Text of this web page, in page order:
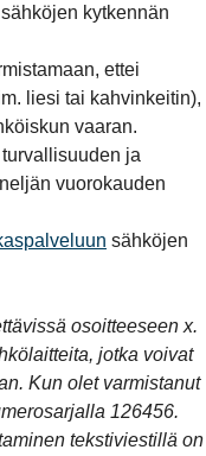
kytkennän
ettei
liesi tai kahvinkeitin),
vaaran.
ja
vuorokauden
sähköjen
osoitteeseen x.
jotka voivat
Kun olet varmistanut
126456.
tekstiviestillä on